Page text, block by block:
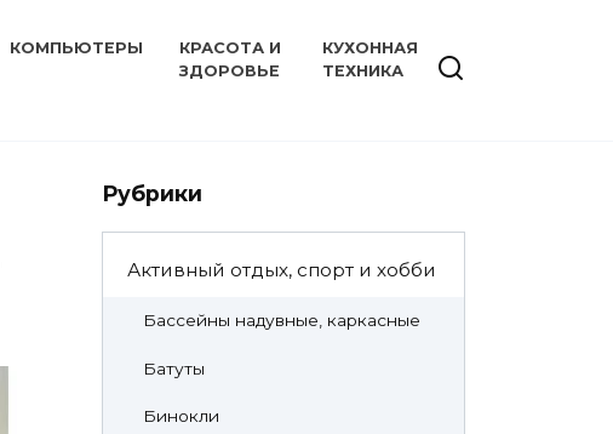
КОМПЬЮТЕРЫ
КРАСОТА И
ЗДОРОВЬЕ
КУХОННАЯ
ТЕХНИКА
Рубрики
Активный отдых, спорт и хобби
Бассейны надувные, каркасные
Батуты
Бинокли